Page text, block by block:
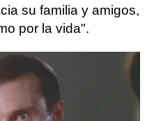
su familia y amigos,
por la vida".